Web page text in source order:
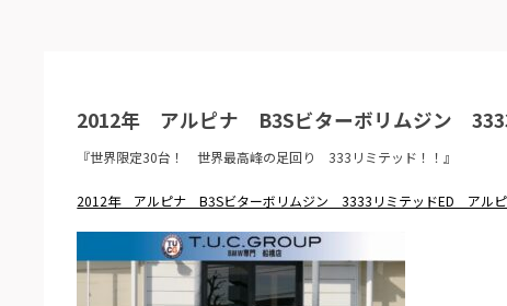
会社概要
2012年 アルピナ B3Sビターボリムジン
『世界限定30台！ 世界最高峰の足回り 333リミテッド！！』
2012年 アルピナ B3Sビターボリムジン 3333リミテッドED アル